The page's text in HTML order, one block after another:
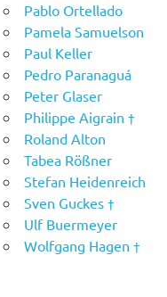
Pablo Ortellado
Pamela Samuelson
Paul Keller
Pedro Paranaguá
Peter Glaser
Philippe Aigrain †
Roland Alton
Tabea Rößner
Stefan Heidenreich
Sven Guckes †
Ulf Buermeyer
Wolfgang Hagen †